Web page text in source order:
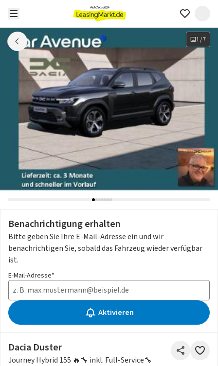
1/7
Benachrichtigung erhalten
Bitte geben Sie Ihre E-Mail-Adresse ein und wir
benachrichtigen Sie, sobald das Fahrzeug wieder verfügbar
ist.
E-Mail-Adresse*
Aktivieren
Dacia Duster
Journey Hybrid 155 🔥🔧 inkl. Full-Service🔧